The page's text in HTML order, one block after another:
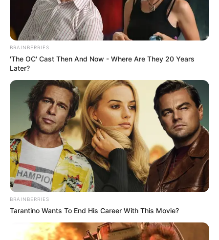
BRAINBERRIES
'The OC' Cast Then And Now - Where Are They 20 Years
Later?
BRAINBERRIES
Tarantino Wants To End His Career With This Movie?